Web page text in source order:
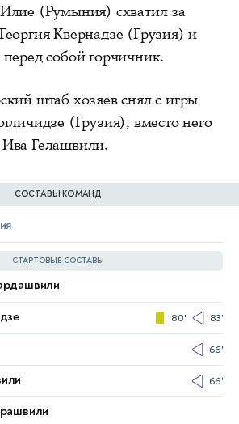
(Румыния) схватил за
Квернадзе (Грузия) и
собой горчичник.
штаб хозяев снял с игры
(Грузия), вместо него
Гелашвили.
СОСТАВЫ КОМАНД
СТАРТОВЫЕ СОСТАВЫ
80' 83'
66'
66'
Борза